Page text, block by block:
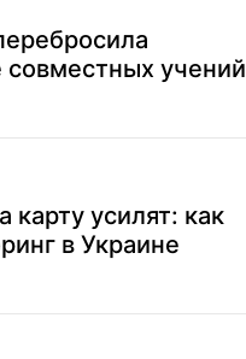
учений
карту усилят: как
в Украине